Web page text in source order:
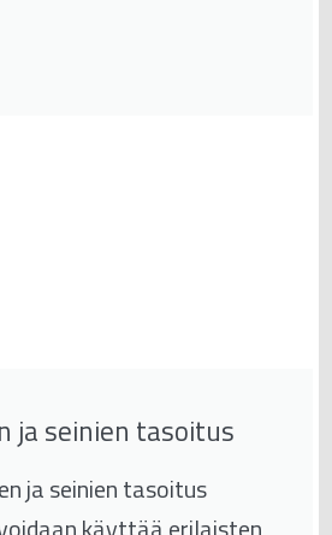
ja seinien tasoitus
ja seinien tasoitus